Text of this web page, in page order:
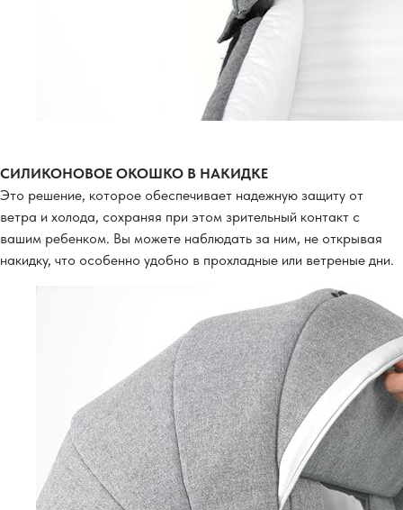
СИЛИКОНОВОЕ ОКОШКО В НАКИДКЕ
Это решение, которое обеспечивает надежную защиту от
ветра и холода, сохраняя при этом зрительный контакт с
вашим ребенком. Вы можете наблюдать за ним, не открывая
накидку, что особенно удобно в прохладные или ветреные дни.